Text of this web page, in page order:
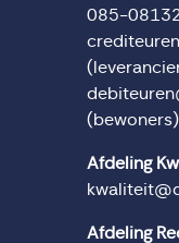
085-
(bewoners)
Afdeling
Afdeling